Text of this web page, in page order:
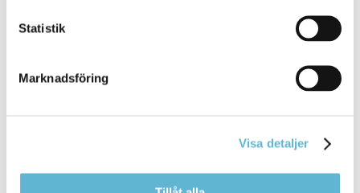
Statistik
Marknadsföring
Visa detaljer